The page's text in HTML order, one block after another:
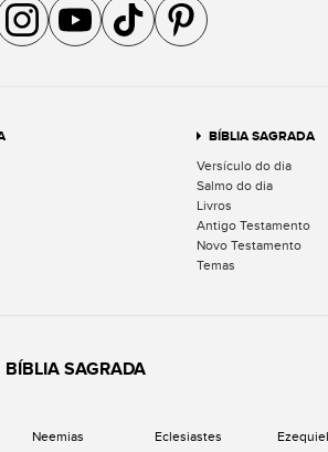
a gente no Facebook
Acompanhe a gente no Instagram
Acompanhe a gente no YouTube
Acompanhe a gente no TikTok
Acompanhe a gente no
BÍBLIA SAGRADA
Versículo do dia
Salmo do dia
Livros
Antigo Testamento
Novo Testamento
Temas
BÍBLIA SAGRADA
Neemias
Eclesiastes
Ezequiel